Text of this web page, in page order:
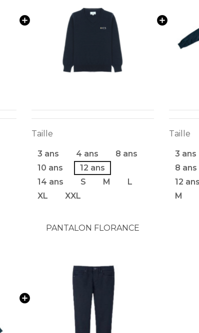
Taille
3 ans 4 ans
8 ans
10 ans
12 ans
14 ans
S M
L
XL
XXL
Taille
3 ans
8 ans
12 ans
M
PANTALON FLORANCE